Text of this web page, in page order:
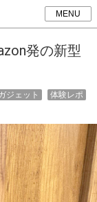
MENU
発の新型
体験レポ
ジェット